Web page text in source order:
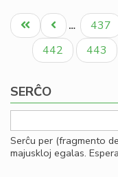
Pagination
Unua
paĝo
Antaŭa
paĝo
… Paĝo
437
Paĝo
442 Paĝo
443
SERĈO
Serĉu per (fragmento
majuskloj egalas.